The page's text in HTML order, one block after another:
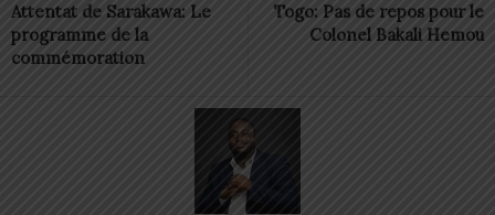
Attentat de Sarakawa: Le
programme de la
commémoration
Togo: Pas de repos pour le
Colonel Bakali Hemou